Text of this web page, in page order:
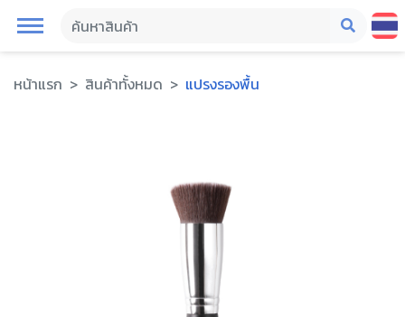
หน้าแรก สินค้าทั้งหมด แปรงรองพื้น